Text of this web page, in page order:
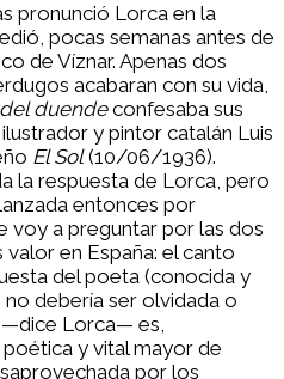
pronunció Lorca en la
pocas semanas antes de
de Víznar. Apenas dos
acabaran con su vida,
duendeconfesaba sus
y pintor catalán Luis
El Sol(10/06/1936).
la respuesta de Lorca, pero
entonces por
voy a preguntar por las dos
en España: el canto
del poeta (conocida y
debería ser olvidada o
—dice Lorca— es,
y vital mayor de
por los